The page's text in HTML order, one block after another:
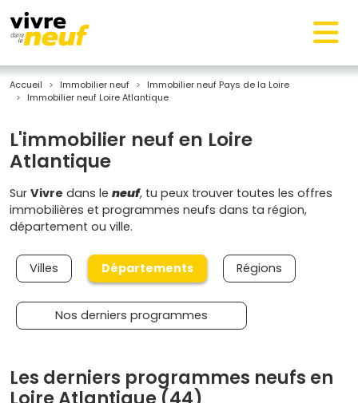
Accueil Immobilier neuf
Immobilier neuf Pays de la Loire
Immobilier neuf Loire Atlantique
L'immobilier neuf en Loire
Atlantique
Sur Vivre dans le neuf, tu peux trouver toutes les offres
immobilières et programmes neufs dans ta région,
département ou ville.
Villes Départements Régions
Nos derniers programmes
Les derniers programmes neufs en